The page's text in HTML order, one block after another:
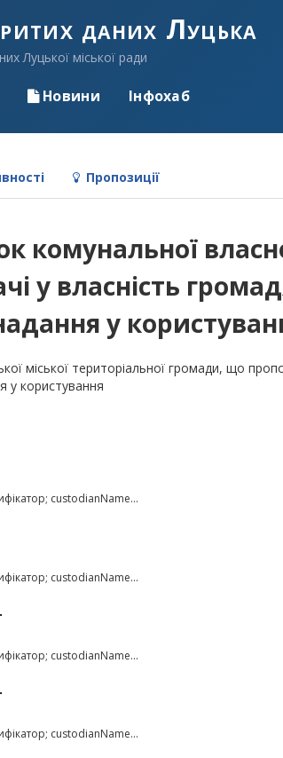
даних Луцька
Луцької міської ради
Новини Інфохаб
Пропозиції
комунальної
у власність
у
міської територіальної громади, що
у користування
custodianName...
custodianName...
custodianName...
custodianName...